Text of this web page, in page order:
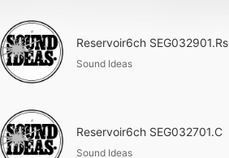
Reservoir6ch SEG032901.Rs
Sound Ideas
Reservoir6ch SEG032701.C
Sound Ideas